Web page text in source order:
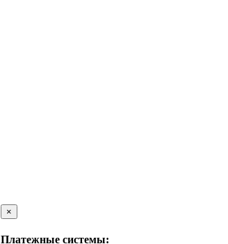
×
Платежные системы: